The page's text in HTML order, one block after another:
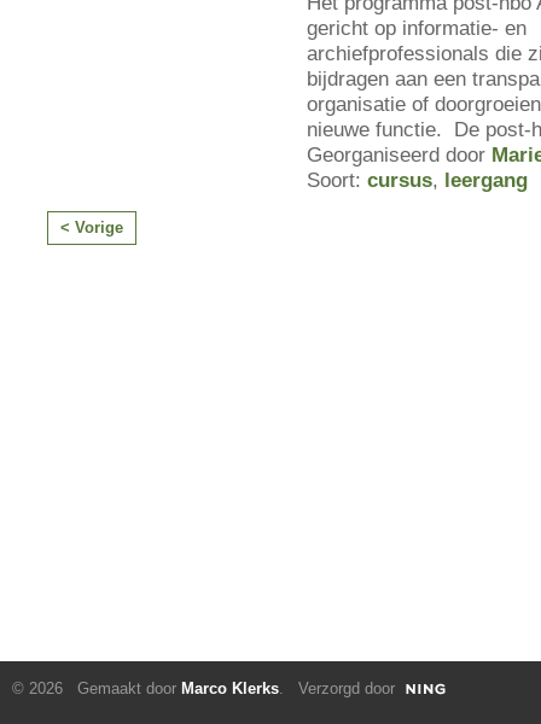
gericht op informatie- en
archiefprofessionals die
bijdragen aan een
organisatie of
nieuwe functie. De post-
Georganiseerd door
Soort: cursus, leergang
< Vorige
© 2026 Gemaakt door Marco Klerks . Verzorgd door